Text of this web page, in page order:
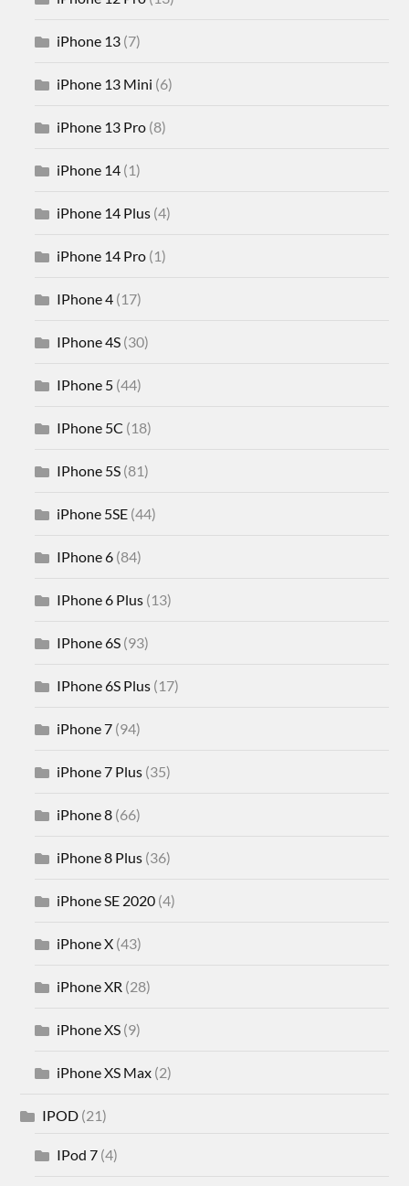
iPhone 13 (7)
iPhone 13 Mini (6)
iPhone 13 Pro (8)
iPhone 14 (1)
iPhone 14 Plus (4)
iPhone 14 Pro (1)
IPhone 4 (17)
IPhone 4S (30)
IPhone 5 (44)
IPhone 5C (18)
IPhone 5S (81)
iPhone 5SE (44)
IPhone 6 (84)
IPhone 6 Plus (13)
IPhone 6S (93)
IPhone 6S Plus (17)
iPhone 7 (94)
iPhone 7 Plus (35)
iPhone 8 (66)
iPhone 8 Plus (36)
iPhone SE 2020 (4)
iPhone X (43)
iPhone XR (28)
iPhone XS (9)
iPhone XS Max (2)
IPOD (21)
IPod 7 (4)